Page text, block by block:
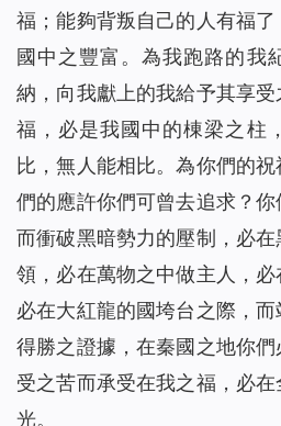
福；能夠背叛自己的人有福
國中之豐富。為我跑路的我
納，向我獻上的我給予其享
福，必是我國中的棟梁之柱
比，無人能相比。為你們的
們的應許你們可曾去追求？
而衝破黑暗勢力的壓制，必在
領，必在萬物之中做主人，必
必在大紅龍的國垮台之際，
得勝之證據，在秦國之地你
受之苦而承受在我之福，必
光。